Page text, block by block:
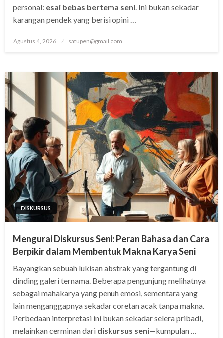
personal: esai bebas bertema seni . Ini bukan sekadar
karangan pendek yang berisi opini …
Posted
Agustus 4, 2026 satupen@gmail.com
DISKURSUS
Mengurai Diskursus Seni: Peran Bahasa dan Cara
Berpikir dalam Membentuk Makna Karya Seni
Bayangkan sebuah lukisan abstrak yang tergantung di
dinding galeri ternama. Beberapa pengunjung melihatnya
sebagai mahakarya yang penuh emosi, sementara yang
lain menganggapnya sekadar coretan acak tanpa makna.
Perbedaan interpretasi ini bukan sekadar selera pribadi,
melainkan cerminan dari diskursus seni—kumpulan …